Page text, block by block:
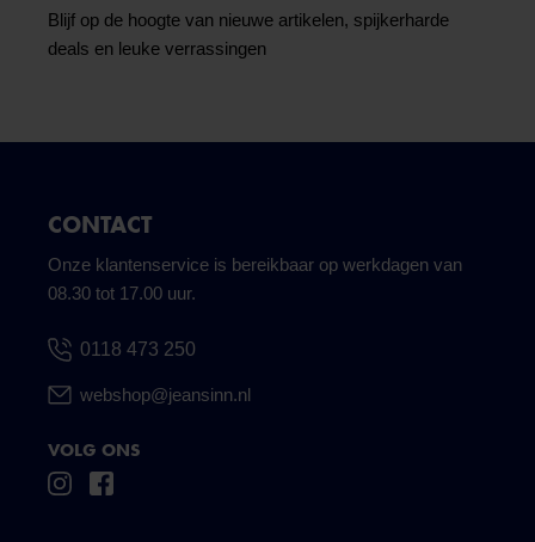
Blijf op de hoogte van nieuwe artikelen, spijkerharde
deals en leuke verrassingen
CONTACT
Onze klantenservice is bereikbaar op werkdagen van
08.30 tot 17.00 uur.
0118 473 250
webshop@jeansinn.nl
VOLG ONS